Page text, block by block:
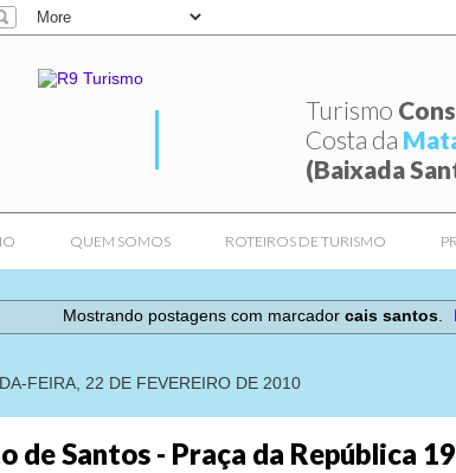
Turismo
Costa da
(Baixada
QUEM SOMOS ROTEIROS DE TURISMO
Mostrando postagens com marcador cais santos.
FEIRA, 22 DE FEVEREIRO DE 2010
de Santos - Praça da República